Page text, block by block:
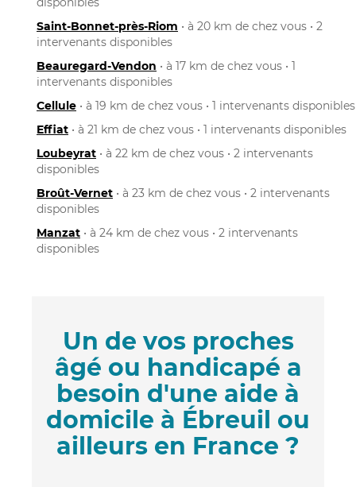
Saint-Bonnet-près-Riom • à 20 km de chez vous • 2
intervenants disponibles
Beauregard-Vendon • à 17 km de chez vous • 1
intervenants disponibles
Cellule • à 19 km de chez vous • 1 intervenants disponibles
Effiat • à 21 km de chez vous • 1 intervenants disponibles
Loubeyrat • à 22 km de chez vous • 2 intervenants
disponibles
Broût-Vernet • à 23 km de chez vous • 2 intervenants
disponibles
Manzat • à 24 km de chez vous • 2 intervenants
disponibles
Un de vos proches
âgé ou handicapé a
besoin d'une aide à
domicile à Ébreuil ou
ailleurs en France ?